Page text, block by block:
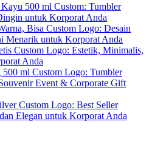
500 ml Custom: Tumbler
untuk Korporat Anda
Bisa Custom Logo: Desain
Menarik untuk Korporat Anda
Custom Logo: Estetik, Minimalis,
Anda
500 ml Custom Logo: Tumbler
Event & Corporate Gift
Custom Logo: Best Seller
Elegan untuk Korporat Anda